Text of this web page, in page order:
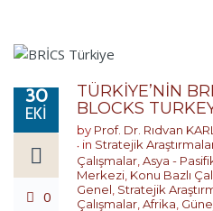
30
EKI
0
TÜRKİYE’NİN
BLOCKS
by Prof. Dr. Rıdvan
in Stratejik
Çalışmalar Asya -
Merkezi Konu Bazlı
Genel Stratejik
Çalışmalar Afrika